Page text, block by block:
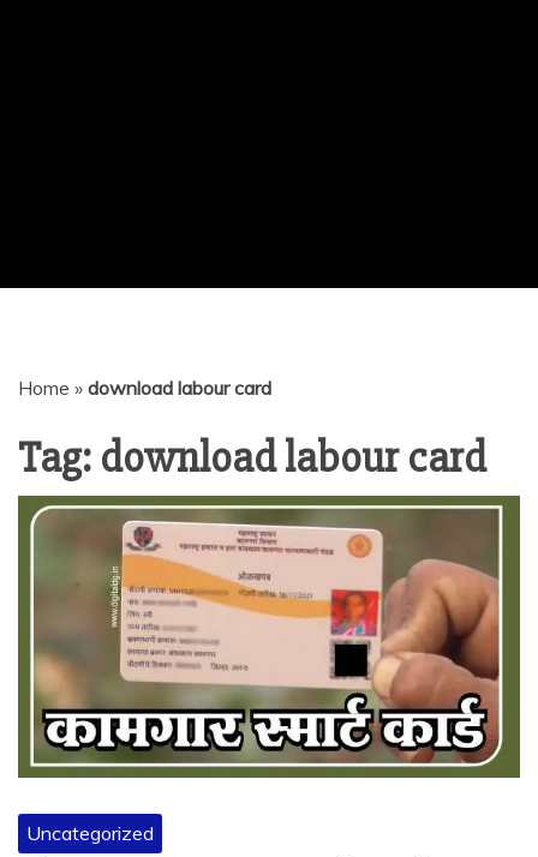
Home » download labour card
Tag: download labour card
Uncategorized